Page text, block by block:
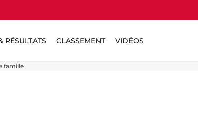
RÉSULTATS CLASSEMENT VIDÉOS
famille